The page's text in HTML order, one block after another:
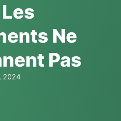
Ne
Pas
2024